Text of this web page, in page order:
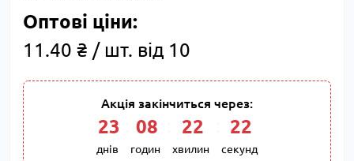
Оптові ціни:
11.40 ₴ / шт. від 10
Акція закінчиться через:
23
днів
08
годин
22
хвилин
21
секунд